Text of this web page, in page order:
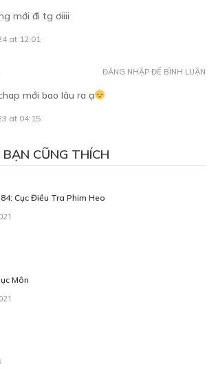
mới đi tg ơiiii
at 12:01
mới bao lâu ra ạ
at 04:15
ĐĂNG NHẬP ĐỂ BÌNH LUẬN
CŨNG THÍCH
Cục Điều Tra Phim Heo
Môn